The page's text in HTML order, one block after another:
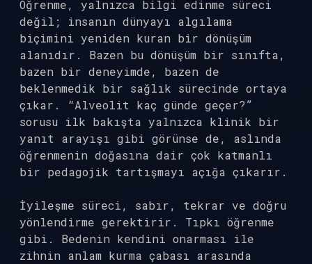
Öğrenme, yalnızca bilgi edinme süreci
değil; insanın dünyayı algılama
biçimini yeniden kuran bir dönüşüm
alanıdır. Bazen bu dönüşüm bir sınıfta,
bazen bir deneyimde, bazen de
beklenmedik bir sağlık sürecinde ortaya
çıkar. “Alveolit kaç günde geçer?”
sorusu ilk bakışta yalnızca klinik bir
yanıt arayışı gibi görünse de, aslında
öğrenmenin doğasına dair çok katmanlı
bir pedagojik tartışmayı açığa çıkarır.
İyileşme süreci, sabır, tekrar ve doğru
yönlendirme gerektirir. Tıpkı öğrenme
gibi. Bedenin kendini onarması ile
zihnin anlam kurma çabası arasında